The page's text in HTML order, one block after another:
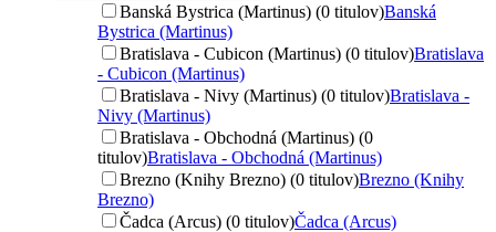
Banská Bystrica (Martinus) (0 titulov)Banská
Bystrica (Martinus)
Bratislava - Cubicon (Martinus) (0 titulov)Bratislava
- Cubicon (Martinus)
Bratislava - Nivy (Martinus) (0 titulov)Bratislava -
Nivy (Martinus)
Bratislava - Obchodná (Martinus) (0
titulov)Bratislava - Obchodná (Martinus)
Brezno (Knihy Brezno) (0 titulov)Brezno (Knihy
Brezno)
Čadca (Arcus) (0 titulov)Čadca (Arcus)